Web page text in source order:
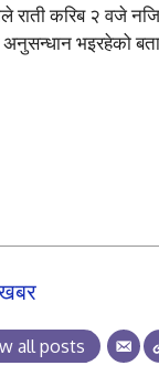
राती करिब २ वजे
अनुसन्धान भइरहेको
all posts